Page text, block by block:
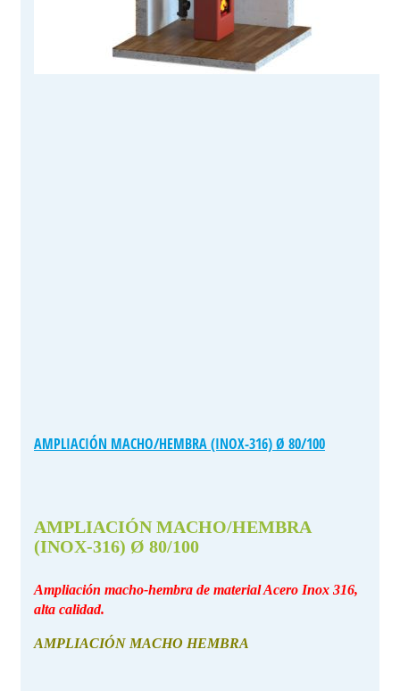
AMPLIACIÓN MACHO/HEMBRA (INOX-316) Ø 80/100
AMPLIACIÓN MACHO/HEMBRA
(INOX-316) Ø 80/100
Ampliación macho-hembra de material Acero Inox 316,
alta calidad.
AMPLIACIÓN MACHO HEMBRA